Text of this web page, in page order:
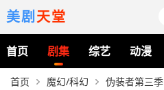
美剧天堂
首页 剧集 综艺 动漫
首页 魔幻/科幻 伪装者第三季